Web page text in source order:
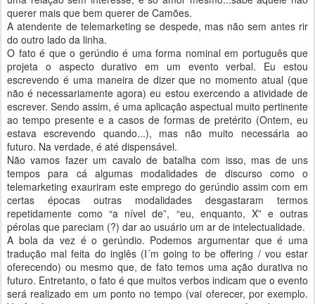
querer mais que bem querer de Camões.
A atendente de telemarketing se despede, mas não sem antes rir
do outro lado da linha.
O fato é que o gerúndio é uma forma nominal em português que
projeta o aspecto durativo em um evento verbal. Eu estou
escrevendo é uma maneira de dizer que no momento atual (que
não é necessariamente agora) eu estou exercendo a atividade de
escrever. Sendo assim, é uma aplicação aspectual muito pertinente
ao tempo presente e a casos de formas de pretérito (Ontem, eu
estava escrevendo quando...), mas não muito necessária ao
futuro. Na verdade, é até dispensável.
Não vamos fazer um cavalo de batalha com isso, mas de uns
tempos para cá algumas modalidades de discurso como o
telemarketing exauriram este emprego do gerúndio assim com em
certas épocas outras modalidades desgastaram termos
repetidamente como “a nível de”, “eu, enquanto, X” e outras
pérolas que pareciam (?) dar ao usuário um ar de intelectualidade.
A bola da vez é o gerúndio. Podemos argumentar que é uma
tradução mal feita do inglês (I´m going to be offering / vou estar
oferecendo) ou mesmo que, de fato temos uma ação durativa no
futuro. Entretanto, o fato é que muitos verbos indicam que o evento
será realizado em um ponto no tempo (vai oferecer, por exemplo.